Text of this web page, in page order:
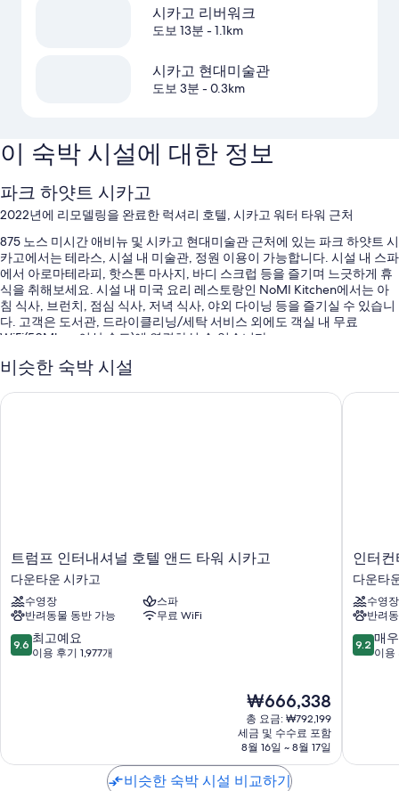
시카고 리버워크
도보 13분 - 1.1km
시카고 현대미술관
도보 3분 - 0.3km
이 숙박 시설에 대한 정보
파크 하얏트 시카고
2022년에 리모델링을 완료한 럭셔리 호텔, 시카고 워터 타워 근처
875 노스 미시간 애비뉴 및 시카고 현대미술관 근처에 있는 파크 하얏트 시
카고에서는 테라스, 시설 내 미술관, 정원 이용이 가능합니다. 시설 내 스파
에서 아로마테라피, 핫스톤 마사지, 바디 스크럽 등을 즐기며 느긋하게 휴
식을 취해보세요. 시설 내 미국 요리 레스토랑인 NoMI Kitchen에서는 아
침 식사, 브런치, 점심 식사, 저녁 식사, 야외 다이닝 등을 즐기실 수 있습니
다. 고객은 도서관, 드라이클리닝/세탁 서비스 외에도 객실 내 무료
WiFi(50Mbps 이상 속도)에 연결하실 수 있습니다.
이 호텔에서는 다음과 같은 편의 시설 및 서비스를 함께 이용하실 수 있습
니다.
객실 특징
모든 182개 객실에는 편안하고 여유로운 숙박을 위해 고급 침구, 노트북 보
관이 가능한 금고 외에도 노트북 작업 공간, 에어컨 같은 특전이 마련되어
있습니다.
또한, 다음과 같은 편의 시설 및 서비스를 모든 객실에서 이용하실 수 있습
니다.
욕실 - 고급 세면용품 및 헤어드라이어 이용 가능
65인치 HD TV - 스트리밍 서비스 및 프리미엄 TV 채널 이용 가능
옷장 또는 벽장, 무료 유아용 침대 및 커피/티 메이커
비슷한 숙박 시설
트
럼
프
인
터
내
셔
워
트럼프 인터내셔널 호텔 앤드 타워 시카고
다운타운 시카고
수영장
스파
반려동물 동반 가능
무료 WiFi
10
점
고
9.6 최고예요
이용 후기 1,977개
현
재
요
금
₩666,338
₩666,338
총 요금: ₩792,199
세금 및 수수료 포함
8월 16일 ~ 8월 17일
트럼프 인터내셔널 호텔 앤드 타워 시카고
인
터
컨
티
넨
탈
시
센
인터
다운타
수영장
반려
10
점
우
9.2 매
이용
인터컨
비슷한 숙박 시설 비교하기